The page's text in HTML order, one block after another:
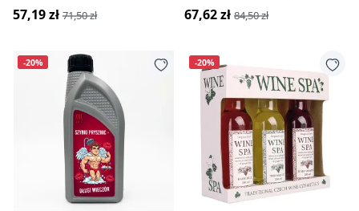
57,19 zł 71,50 zł 67,62 zł 84,50 zł
-20% -20%